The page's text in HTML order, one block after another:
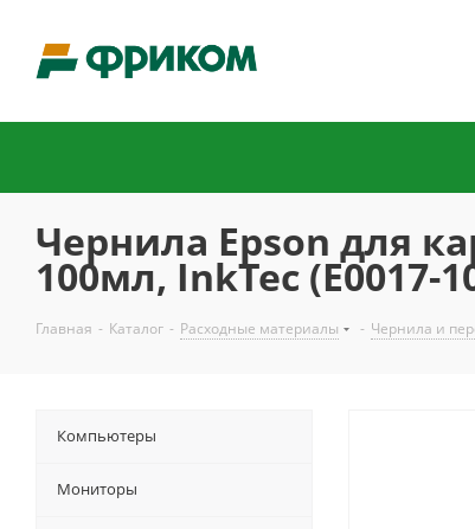
Чернила Epson для
100мл, InkTec (E0017-
Главная - Каталог - Расходные материалы - Чернила и
Компьютеры
Мониторы